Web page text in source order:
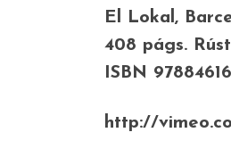
El Lokal,
408 págs.
ISBN
http://